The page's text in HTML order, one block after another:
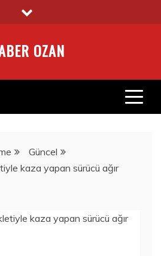
OZAN
Güncel
kaza yapan sürücü ağır